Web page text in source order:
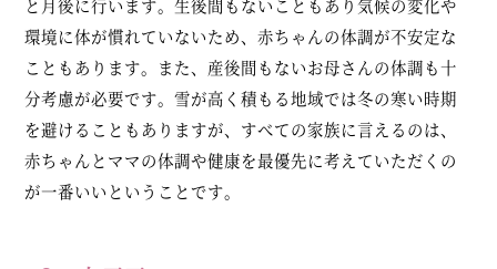
と月後に行います。生後間もないこともあり気候の変化や
環境に体が慣れていないため、赤ちゃんの体調が不安定な
こともあります。また、産後間もないお母さんの体調も十
分考慮が必要です。雪が高く積もる地域では冬の寒い時期
を避けることもありますが、すべての家族に言えるのは、
赤ちゃんとママの体調や健康を最優先に考えていただくの
が一番いいということです。